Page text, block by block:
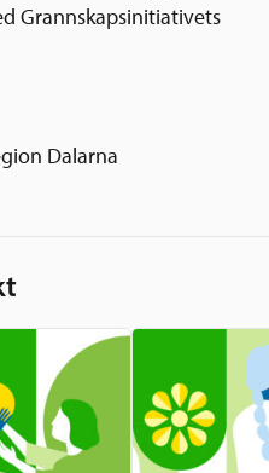
Grannskapsinitiativets
Dalarna